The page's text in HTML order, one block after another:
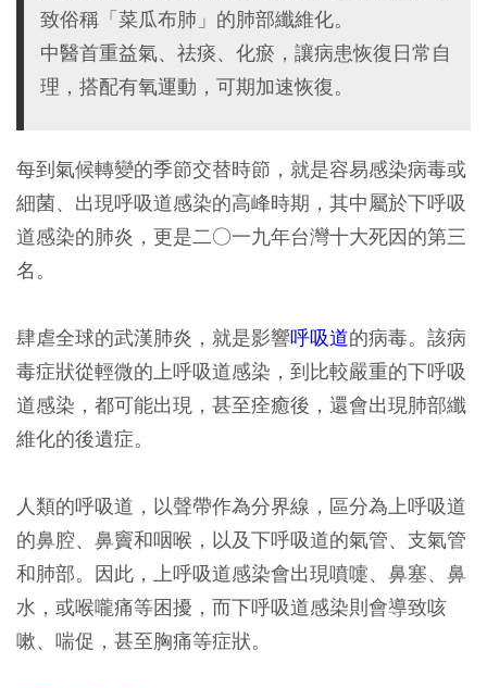
致俗稱「菜瓜布肺」的肺部纖維化。
中醫首重益氣、祛痰、化瘀，讓病患恢復日常自
理，搭配有氧運動，可期加速恢復。
每到氣候轉變的季節交替時節，就是容易感染病毒或
細菌、出現呼吸道感染的高峰時期，其中屬於下呼吸
道感染的肺炎，更是二○一九年台灣十大死因的第三
名。
肆虐全球的武漢肺炎，就是影響呼吸道的病毒。該病
毒症狀從輕微的上呼吸道感染，到比較嚴重的下呼吸
道感染，都可能出現，甚至痊癒後，還會出現肺部纖
維化的後遺症。
人類的呼吸道，以聲帶作為分界線，區分為上呼吸道
的鼻腔、鼻竇和咽喉，以及下呼吸道的氣管、支氣管
和肺部。因此，上呼吸道感染會出現噴嚏、鼻塞、鼻
水，或喉嚨痛等困擾，而下呼吸道感染則會導致咳
嗽、喘促，甚至胸痛等症狀。